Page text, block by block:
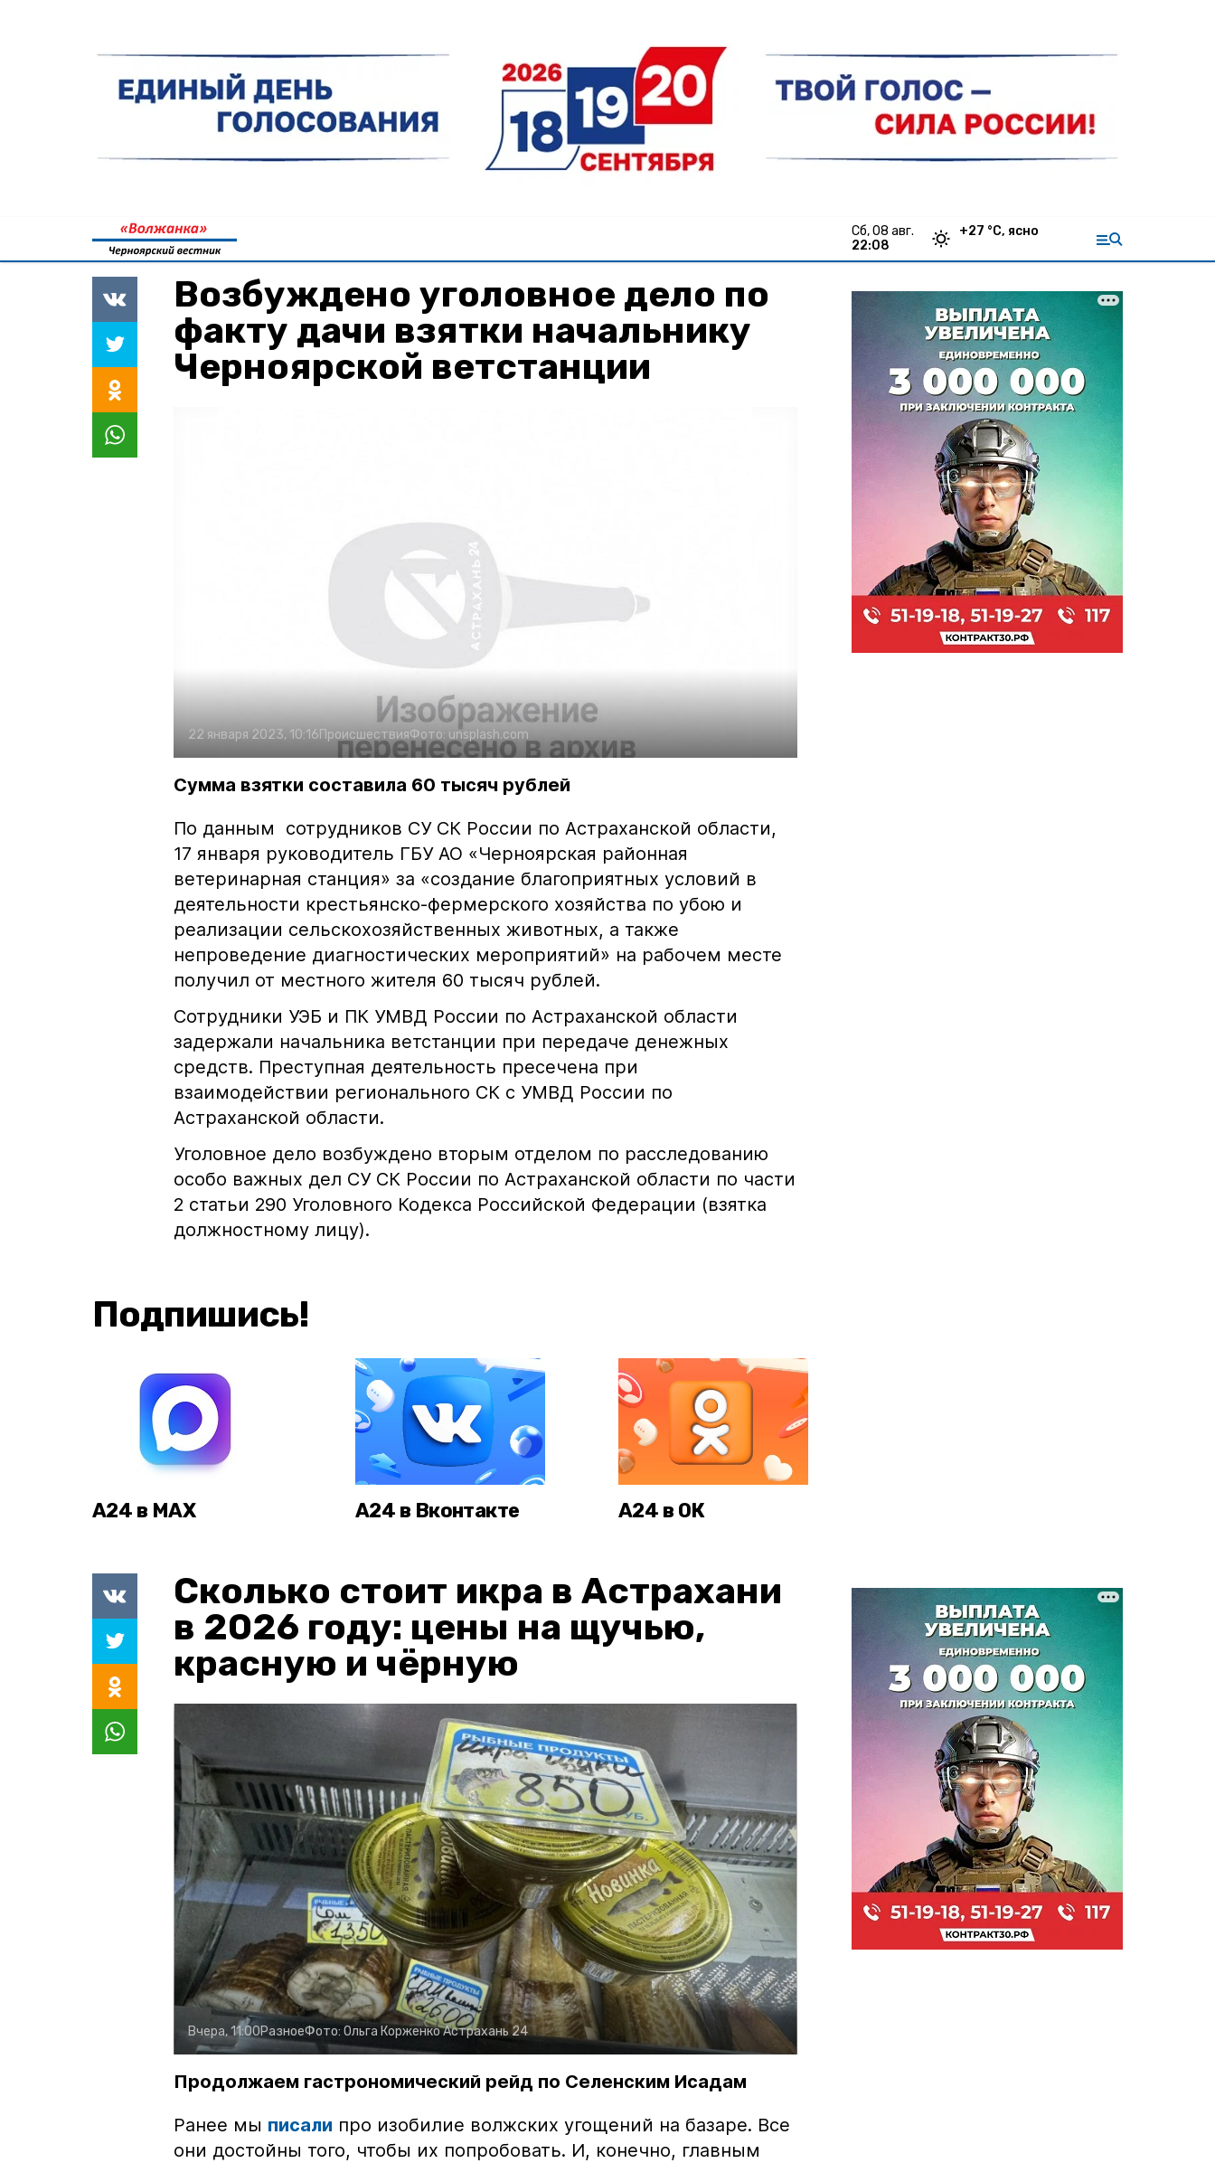
сб, 08 авг.
22:08
+27 °С, ясно
Возбуждено уголовное дело по
факту дачи взятки начальнику
Черноярской ветстанции
22 января 2023, 10:16ПроисшествияФото: unsplash.com
Сумма взятки составила 60 тысяч рублей
По данным сотрудников СУ СК России по Астраханской области,
17 января руководитель ГБУ АО «Черноярская районная
ветеринарная станция» за «создание благоприятных условий в
деятельности крестьянско-фермерского хозяйства по убою и
реализации сельскохозяйственных животных, а также
непроведение диагностических мероприятий» на рабочем месте
получил от местного жителя 60 тысяч рублей.
Сотрудники УЭБ и ПК УМВД России по Астраханской области
задержали начальника ветстанции при передаче денежных
средств. Преступная деятельность пресечена при
взаимодействии регионального СК с УМВД России по
Астраханской области.
Уголовное дело возбуждено вторым отделом по расследованию
особо важных дел СУ СК России по Астраханской области по части
2 статьи 290 Уголовного Кодекса Российской Федерации (взятка
должностному лицу).
Подпишись!
А24 в MAX А24 в Вконтакте А24 в ОК
Сколько стоит икра в Астрахани
в 2026 году: цены на щучью,
красную и чёрную
Вчера, 11:00РазноеФото: Ольга КорженкоАстрахань 24
Продолжаем гастрономический рейд по Селенским Исадам
Ранее мы писали про изобилие волжских угощений на базаре. Все
они достойны того, чтобы их попробовать. И, конечно, главным